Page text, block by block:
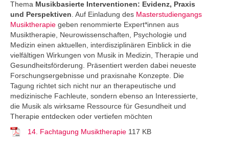
Thema Musikbasierte Interventionen: Evidenz, Praxis
und Perspektiven . Auf Einladung des Masterstudiengangs
Musiktherapie geben renommierte Expert*innen aus
Musiktherapie, Neurowissenschaften, Psychologie und
Medizin einen aktuellen, interdisziplinären Einblick in die
vielfältigen Wirkungen von Musik in Medizin, Therapie und
Gesundheitsförderung. Präsentiert werden dabei neueste
Forschungsergebnisse und praxisnahe Konzepte. Die
Tagung richtet sich nicht nur an therapeutische und
medizinische Fachleute, sondern ebenso an Interessierte,
die Musik als wirksame Ressource für Gesundheit und
Therapie entdecken oder vertiefen möchten
14. Fachtagung Musiktherapie 117 KB